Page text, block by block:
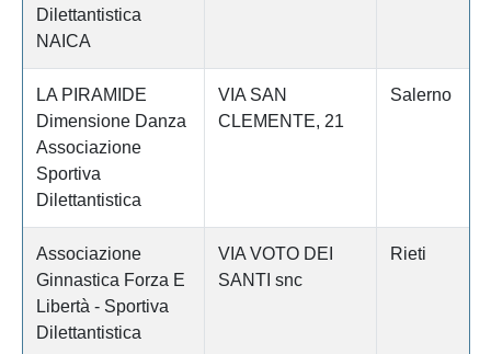
Dilettantistica
NAICA
LA PIRAMIDE
Dimensione Danza
Associazione
Sportiva
Dilettantistica
VIA SAN
CLEMENTE, 21
Salerno
Associazione
Ginnastica Forza E
Libertà - Sportiva
Dilettantistica
VIA VOTO DEI
SANTI snc
Rieti